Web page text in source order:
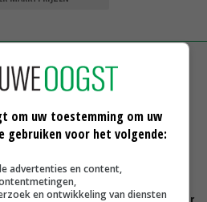
A-ware en Amalthea gaat
meer balans’
vraag naar geitenzuivel blijft
in Europese top
krimpt, pluimveesector
om uw toestemming om uw
gebruiken voor het volgende:
advertenties en content,
en ontwikkeling van diensten